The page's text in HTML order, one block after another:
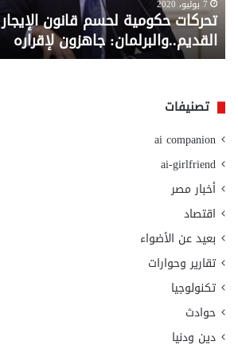
لإقراره
7 يوليو، 2020
تحركات حكومية لحسم قانون الإيجار
القديم..والبرلمان: جاهزون لإقراره
تصنيفات
ai companion
ai-girlfriend
أخبار مصر
اقتصاد
بعيد عن الأضواء
تقارير وحوارات
تكنولوجيا
حوادث
دين ودنيا